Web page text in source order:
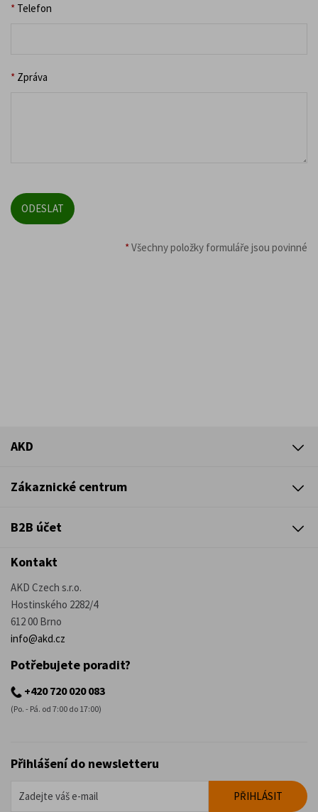
* Telefon
* Zpráva
*Všechny položky formuláře jsou povinné
AKD
Zákaznické centrum
B2B účet
Kontakt
AKD Czech s.r.o.
Hostinského 2282/4
612 00 Brno
info@akd.cz
Potřebujete poradit?
+420 720 020 083
(Po. - Pá. od 7:00 do 17:00)
Přihlášení do newsletteru